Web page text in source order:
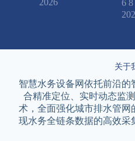
6
关于
智慧水务设备网依托前沿
合精准定位、实时动态监
术，全面强化城市排水管
现水务全链条数据的高效采